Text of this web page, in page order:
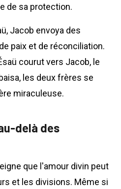
de sa protection.
Jacob envoya des
paix et de réconciliation.
courut vers Jacob, le
les deux frères se
miraculeuse.
delà des
que l'amour divin peut
et les divisions. Même si